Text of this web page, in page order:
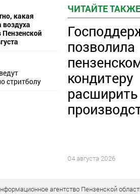
какая
воздуха
стритболу
ЧИТАЙТЕ ТАКЖЕ
позволила
кондитеру
расширить
04 августа 2026
агентство Пензенской